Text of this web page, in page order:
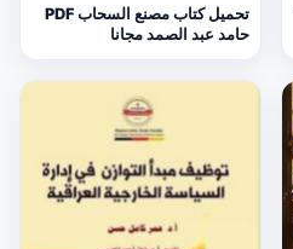
تحميل كتاب مصنع السحاب PDF
حامد عبد الصمد مجانا